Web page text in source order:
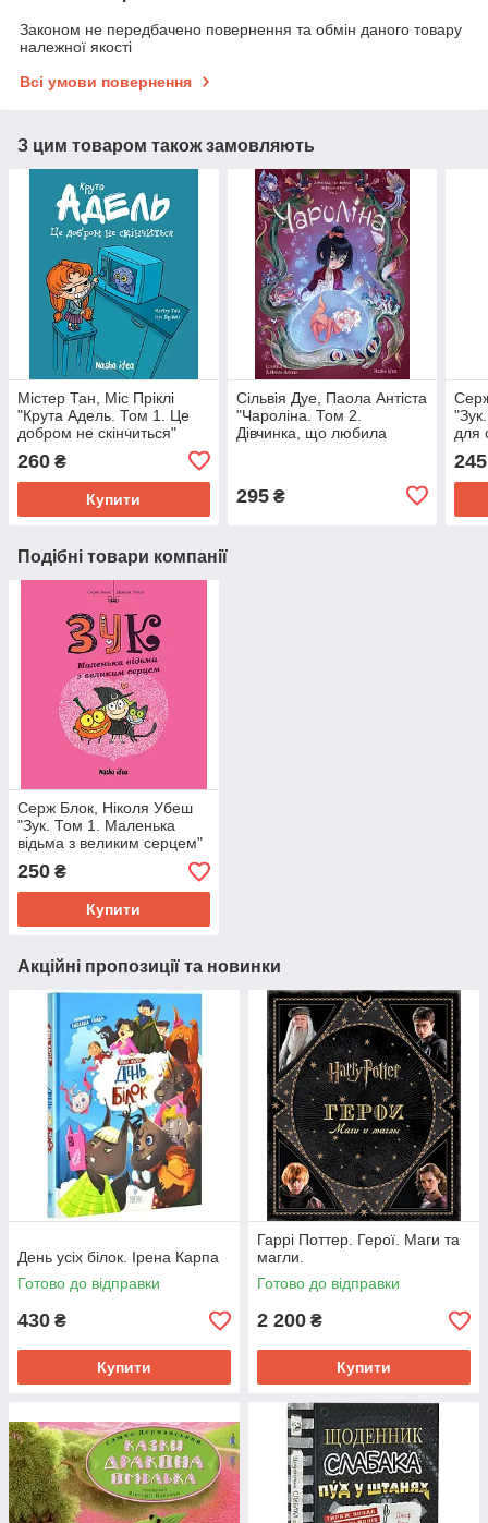
Законом не передбачено повернення та обмін даного товару
належної якості
Всі умови повернення
З цим товаром також замовляють
Містер Тан, Міс Пріклі
"Крута Адель. Том 1. Це
добром не скінчиться"
260 ₴
Купити
Сільвія Дуе, Паола Антіста
"Чароліна. Том 2.
Дівчинка, що любила
295₴
для
245
Подібні товари компанії
Серж Блок, Ніколя Убеш
"Зук. Том 1. Маленька
відьма з великим серцем"
250 ₴
Купити
Акційні пропозиції та новинки
День усіх білок. Ірена Карпа
Готово до відправки
430 ₴
Купити
Гаррі Поттер. Герої. Маги та
магли.
Готово до відправки
2 200 ₴
Купити